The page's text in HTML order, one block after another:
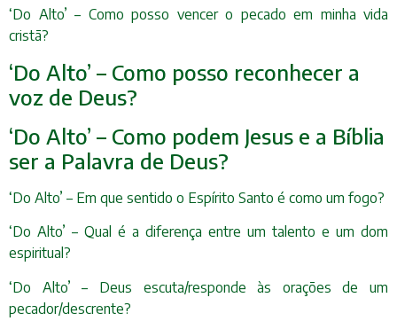
‘Do Alto’ – Como posso vencer o pecado em minha vida
cristã?
‘Do Alto’ – Como posso reconhecer a
voz de Deus?
‘Do Alto’ – Como podem Jesus e a Bíblia
ser a Palavra de Deus?
‘Do Alto’ – Em que sentido o Espírito Santo é como um fogo?
‘Do Alto’ – Qual é a diferença entre um talento e um dom
espiritual?
‘Do Alto’ – Deus escuta/responde às orações de um
pecador/descrente?